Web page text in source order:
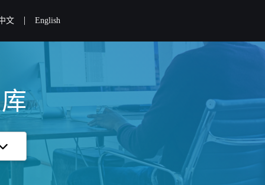
文 |English